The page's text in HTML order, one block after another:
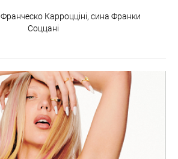
Карроцціні, сина Франки
Соццані